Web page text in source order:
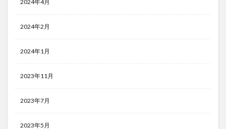
2024年4月
2024年2月
2024年1月
2023年11月
2023年7月
2023年5月